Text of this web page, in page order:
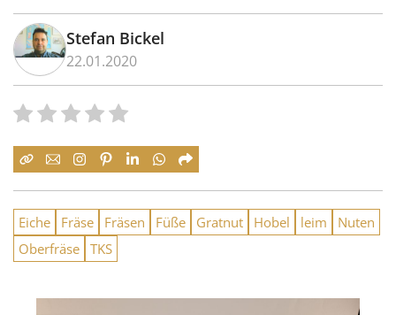
Stefan Bickel
22.01.2020
Eiche Fräse Fräsen Füße Gratnut Hobel leim
Nuten
Oberfräse TKS